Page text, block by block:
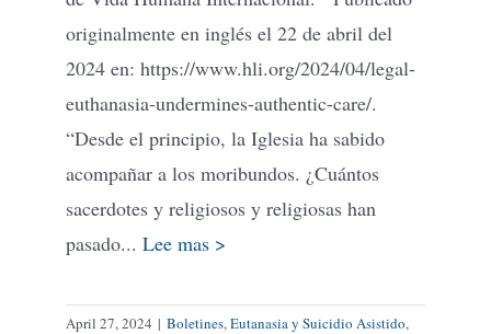
originalmente en inglés el 22 de abril del
2024 en: https://www.hli.org/2024/04/legal-
euthanasia-undermines-authentic-care/.
“Desde el principio, la Iglesia ha sabido
acompañar a los moribundos. ¿Cuántos
sacerdotes y religiosos y religiosas han
pasado... Lee mas >
April 27, 2024 | Boletines, Eutanasia y Suicidio Asistido,